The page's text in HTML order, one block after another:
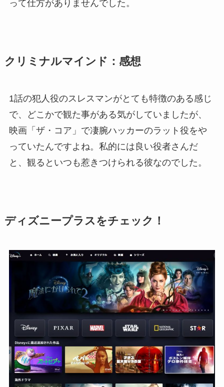
って仕方がありませんでした。
クリミナルマインド ：感想
1話の犯人役のスレスマンがとても特徴のある感じ
で、どこかで観た事がある気がしていましたが、
映画「ザ・コア」で凄腕ハッカーのラット役をや
っていたんですよね。私的には良い役者さんだ
と、観るといつも惹きつけられる彼なのでした。
ディズニープラスをチェック！